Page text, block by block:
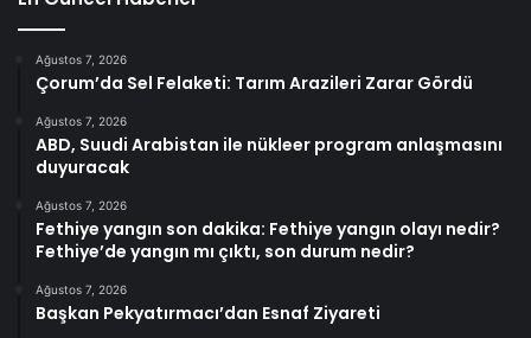
Ağustos 7, 2026
Çorum’da Sel Felaketi: Tarım Arazileri Zarar Gördü
Ağustos 7, 2026
ABD, Suudi Arabistan ile nükleer program anlaşmasını
duyuracak
Ağustos 7, 2026
Fethiye yangın son dakika: Fethiye yangın olayı nedir?
Fethiye’de yangın mı çıktı, son durum nedir?
Ağustos 7, 2026
Başkan Pekyatırmacı’dan Esnaf Ziyareti